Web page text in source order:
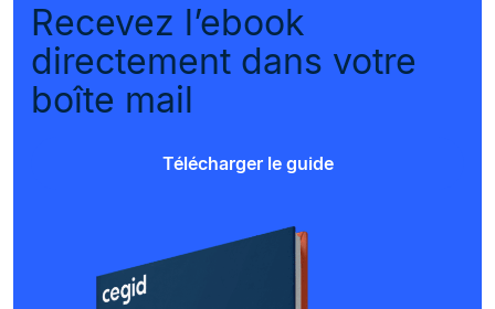
Recevez l’ebook
directement dans votre
boîte mail
Télécharger le guide